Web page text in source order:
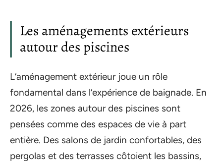
Les aménagements extérieurs
autour des piscines
L’aménagement extérieur joue un rôle
fondamental dans l’expérience de baignade. En
2026, les zones autour des piscines sont
pensées comme des espaces de vie à part
entière. Des salons de jardin confortables, des
pergolas et des terrasses côtoient les bassins,